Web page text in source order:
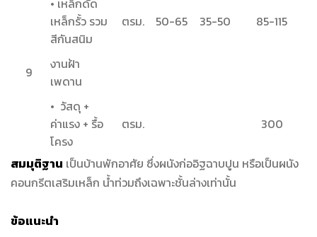
• เหล็กดัด
เหล็กรั้ว รวม
สีกันสนิม
ตรม. 50-65 35-50 85-115
9
งานฝ้า
เพดาน
• วัสดุ +
ค่าแรง + รื้อ
โครง
ตรม. 300
สมมุติฐาน เป็นบ้านพักอาศัย ซึ่งผนังก่ออิฐฉาบปูน หรือเป็นผนัง
คอนกรีตเสริมเหล็ก น้ำท่วมถึงเฉพาะชั้นล่างเท่านั้น
ข้อแนะนำ